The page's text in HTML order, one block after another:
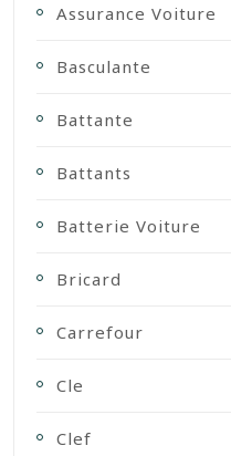
Assurance Voiture
Basculante
Battante
Battants
Batterie Voiture
Bricard
Carrefour
Cle
Clef